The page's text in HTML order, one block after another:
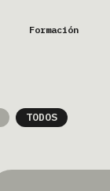
Formación
TODOS